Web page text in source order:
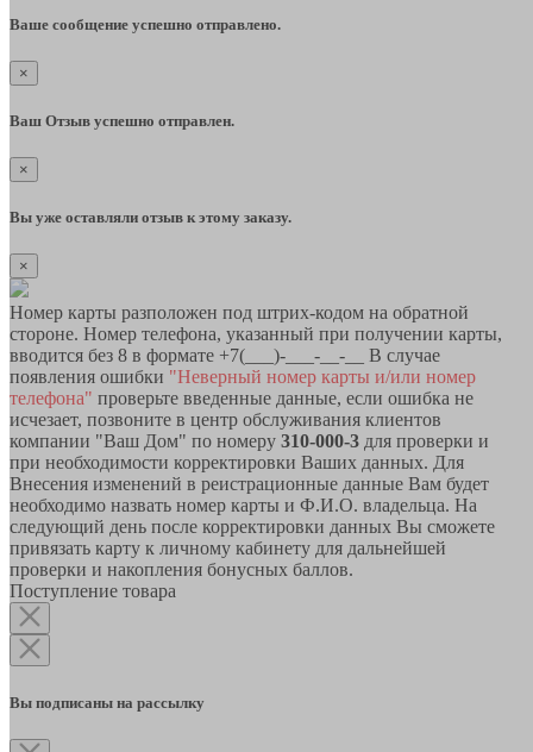
Ваше сообщение успешно отправлено.
×
Ваш Отзыв успешно отправлен.
×
Вы уже оставляли отзыв к этому заказу.
×
Номер карты разположен под штрих-кодом на обратной
стороне. Номер телефона, указанный при получении карты,
вводится без 8 в формате +7(___)-___-__-__ В случае
появления ошибки "Неверный номер карты и/или номер
телефона" проверьте введенные данные, если ошибка не
исчезает, позвоните в центр обслуживания клиентов
компании "Ваш Дом" по номеру 310-000-3 для проверки и
при необходимости корректировки Ваших данных. Для
Внесения изменений в реистрационные данные Вам будет
необходимо назвать номер карты и Ф.И.О. владельца. На
следующий день после корректировки данных Вы сможете
привязать карту к личному кабинету для дальнейшей
проверки и накопления бонусных баллов.
Поступление товара
Вы подписаны на рассылку